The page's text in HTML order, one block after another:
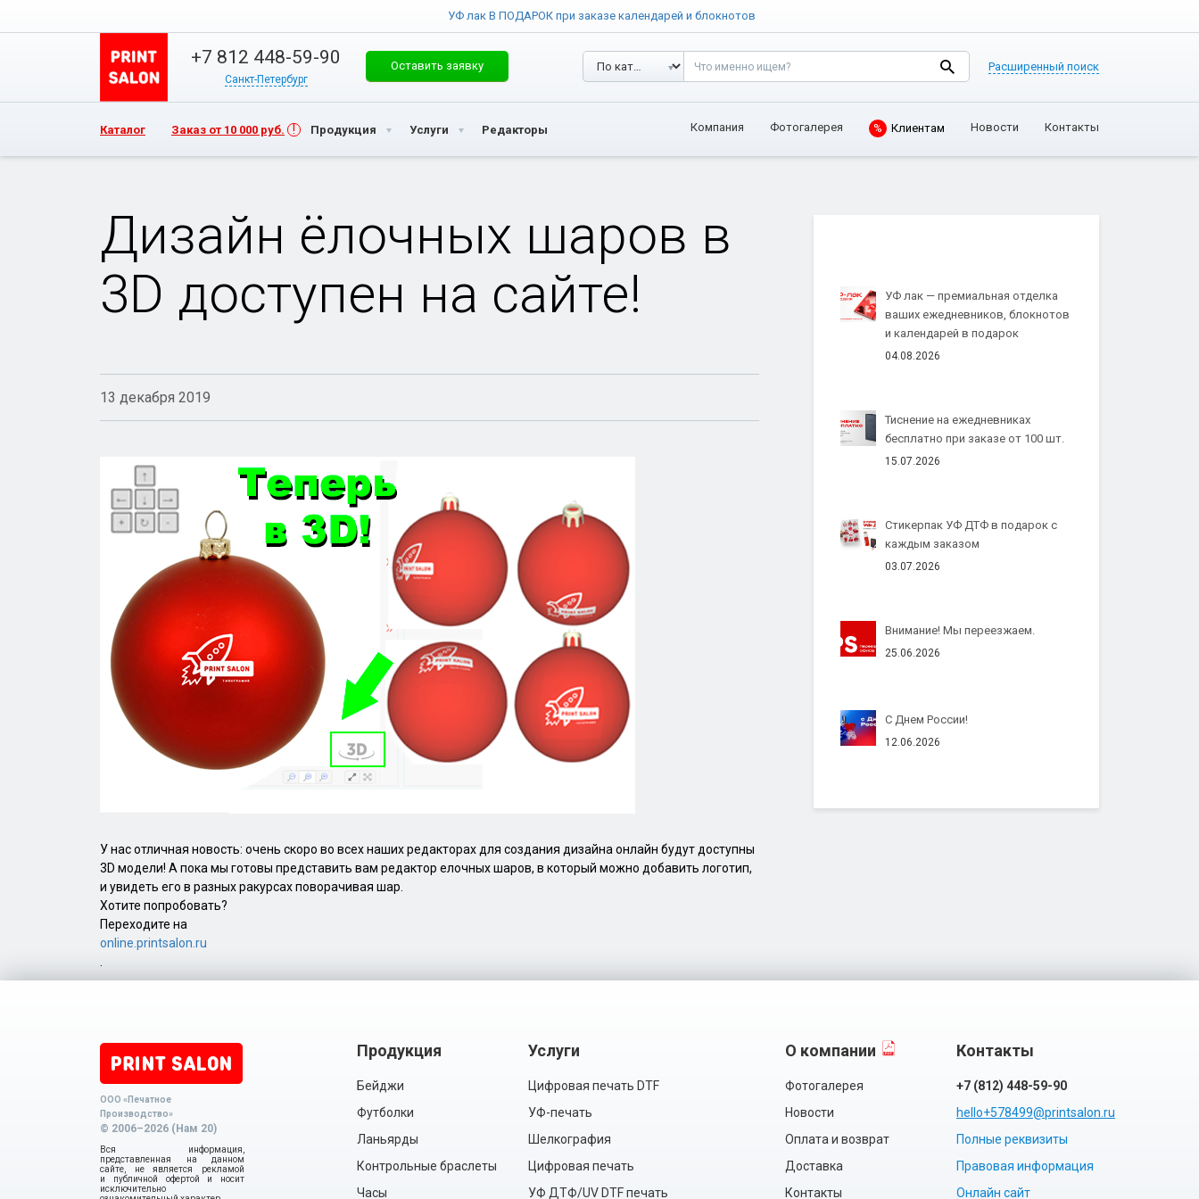
УФ лак В ПОДАРОК при заказе календарей и блокнотов
+7 812 448-59-90
Санкт-Петербург
Оставить заявку Расширенный поиск
Каталог Заказ от 10 000 руб. Продукция Услуги Редакторы Компания Фотогалерея % Клиентам Новости Контакты
Дизайн ёлочных шаров в
3D доступен на сайте!
13 декабря 2019
У нас отличная новость: очень скоро во всех наших редакторах для создания дизайна онлайн будут доступны
3D модели! А пока мы готовы представить вам редактор елочных шаров, в который можно добавить логотип,
и увидеть его в разных ракурсах поворачивая шар.
Хотите попробовать?
Переходите на
online.printsalon.ru
УФ лак — премиальная отделка
ваших ежедневников, блокнотов
и календарей в подарок
04.08.2026
Тиснение на ежедневниках
бесплатно при заказе от 100 шт.
15.07.2026
Стикерпак УФ ДТФ в подарок с
каждым заказом
03.07.2026
Внимание! Мы переезжаем.
25.06.2026
С Днем России!
12.06.2026
ООО «Печатное
Производство»
© 2006–2026 (Нам 20)
Вся информация,
представленная на данном
сайте, не является рекламой
и публичной офертой и носит
исключительно
Продукция
Бейджи
Футболки
Ланьярды
Контрольные браслеты
Часы
Услуги
Цифровая печать DTF
УФ-печать
Шелкография
Цифровая печать
УФ ДТФ/UV DTF печать
О компании
Фотогалерея
Новости
Оплата и возврат
Доставка
Контакты
Контакты
+7 (812) 448-59-90
hello+578499@printsalon.ru
Полные реквизиты
Правовая информация
Онлайн сайт